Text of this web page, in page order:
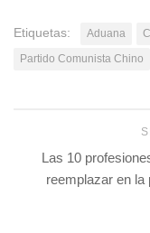
Etiquetas: Aduana
Partido Comunista Chino
Las 10
reemplazar en